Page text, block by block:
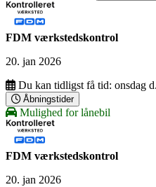
FDM værkstedskontrol
20. jan 2026
Du kan tidligst få tid: onsdag
Åbningstider
Mulighed for lånebil
FDM værkstedskontrol
20. jan 2026